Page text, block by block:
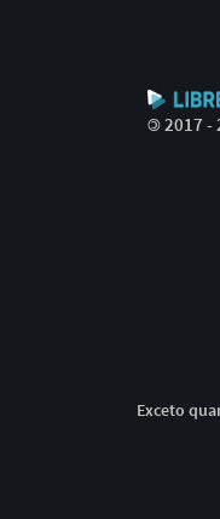
©2017 -
Exceto